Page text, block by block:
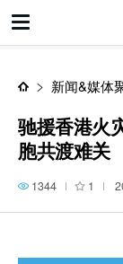
新闻&媒体
驰援香港火
胞共渡难关
1344 1